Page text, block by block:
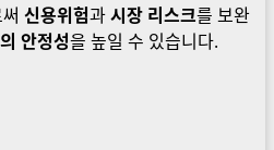
신용위험과시장 리스크를 보완
안정성을 높일 수 있습니다.